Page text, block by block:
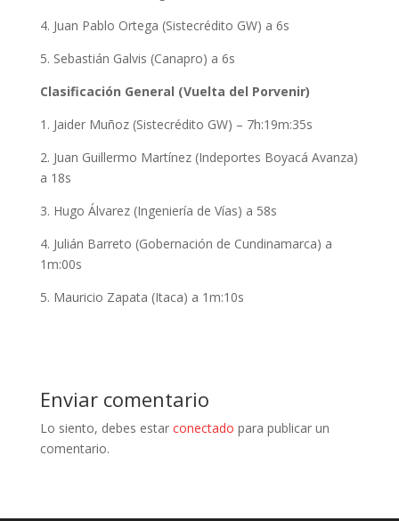
4. Juan Pablo Ortega (Sistecrédito GW) a 6s
5. Sebastián Galvis (Canapro) a 6s
Clasificación General (Vuelta del Porvenir)
1. Jaider Muñoz (Sistecrédito GW) – 7h:19m:35s
2. Juan Guillermo Martínez (Indeportes Boyacá Avanza)
a 18s
3. Hugo Álvarez (Ingeniería de Vías) a 58s
4. Julián Barreto (Gobernación de Cundinamarca) a
1m:00s
5. Mauricio Zapata (Itaca) a 1m:10s
Enviar comentario
Lo siento, debes estar conectado para publicar un
comentario.